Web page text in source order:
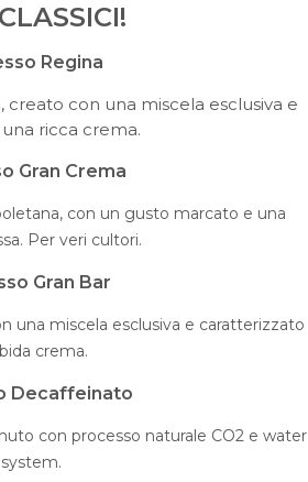
Regina
creato con una miscela esclusiva e
ricca crema.
Gran Crema
con un gusto marcato e una
Per veri cultori.
Gran Bar
una miscela esclusiva e caratterizzato
crema.
Decaffeinato
con processo naturale CO2 e water